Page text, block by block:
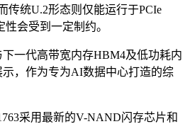
传统U.2形态则仅能运行于PCIe
会受到一定制约。
一代高带宽内存HBM4及低功耗内
，作为专为AI数据中心打造的综
采用最新的V-NAND闪存芯片和